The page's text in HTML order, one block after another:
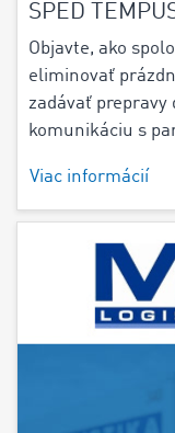
SPED
Objavte, ako
eliminovať
zadávať prepravy
komunikáciu s
Viac informácií